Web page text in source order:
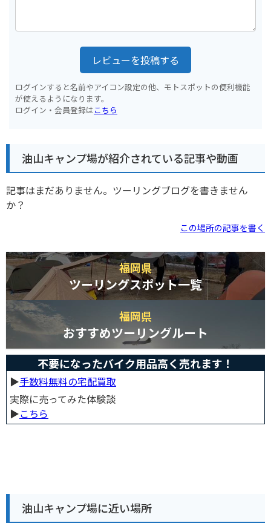
レビューを投稿する
ログインすると名前やアイコン設定の他、モトスポットの便利機能
が使えるようになります。
ログイン・会員登録はこちら
油山キャンプ場が紹介されている記事や動画
記事はまだありません。ツーリングブログを書きません
か？
この場所の記事を書く
福岡県
ツーリングスポット一覧
福岡県
おすすめツーリングルート
不要になったバイク用品高く売れます！
▶︎手数料無料の宅配買取
実際に売ってみた体験談
▶︎こちら
油山キャンプ場に近い場所